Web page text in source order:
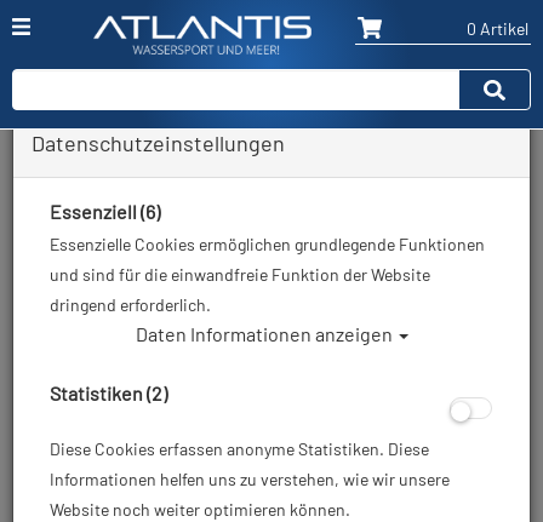
0 Artikel
Zurück
Datenschutzeinstellungen
Essenziell (6)
Essenzielle Cookies ermöglichen grundlegende Funktionen
und sind für die einwandfreie Funktion der Website
dringend erforderlich.
Daten Informationen anzeigen
Statistiken (2)
Diese Cookies erfassen anonyme Statistiken. Diese
Informationen helfen uns zu verstehen, wie wir unsere
Website noch weiter optimieren können.